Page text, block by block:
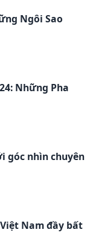
Ngôi Sao
Những Pha
góc nhìn chuyên
Nam đầy bất